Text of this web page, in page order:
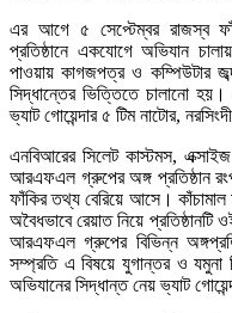
এর আগে ৫ সেপ্টেম্বর রাজস্ব
প্রতিষ্ঠানে একযোগে অভিযান
পাওয়ায় কাগজপত্র ও কম্পিউটার
সিদ্ধান্তের ভিত্তিতে চালানো
ভ্যাট গোয়েন্দার ৫ টিম নাটোর,
এনবিআরের সিলেট কাস্টমস,
আরএফএল গ্রুপের অঙ্গ প্রতিষ্ঠান
ফাঁকির তথ্য বেরিয়ে আসে।
অবৈধভাবে রেয়াত নিয়ে
আরএফএল গ্রুপের বিভিন্ন
সম্প্রতি এ বিষয়ে যুগান্তর ও
অভিযানের সিদ্ধান্ত নেয় ভ্যাট